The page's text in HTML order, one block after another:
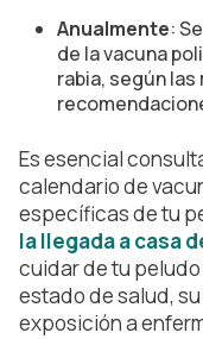
Anualmente:
de la vacuna
rabia, según
Es esencial
calendario de
específicas de tu
la llegada a casa
cuidar de tu
estado de salud,
exposición a